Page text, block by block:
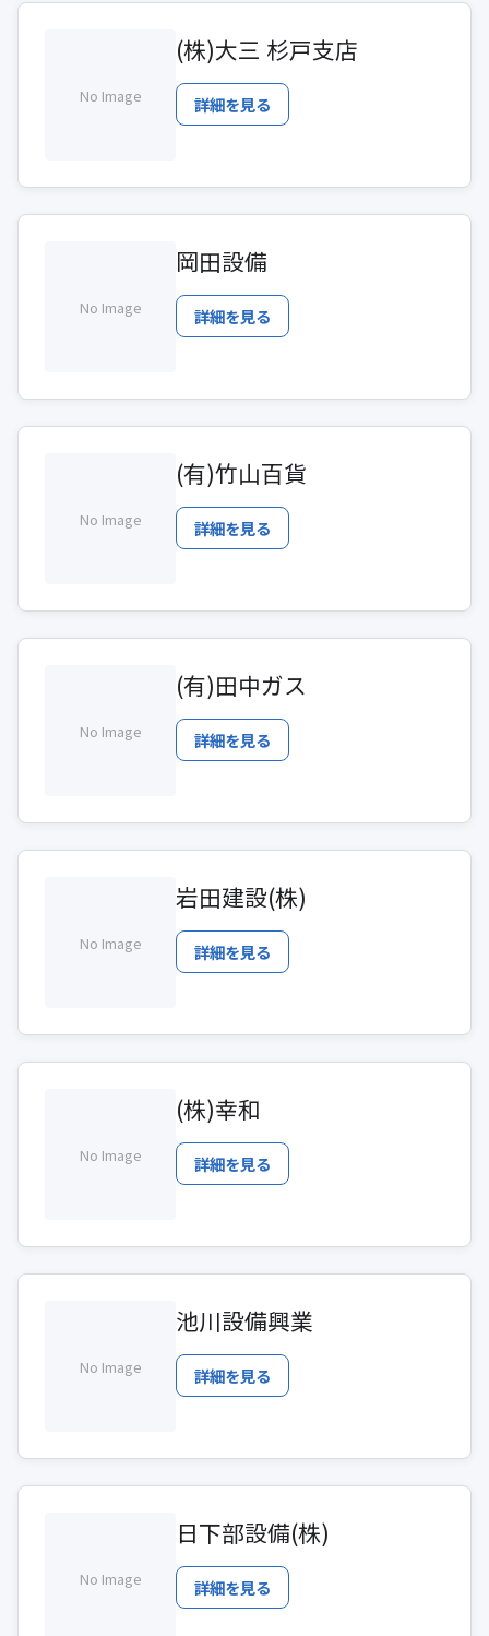
No Image
(株)大三 杉戸支店
詳細を見る
No Image
岡田設備
詳細を見る
No Image
(有)竹山百貨
詳細を見る
No Image
(有)田中ガス
詳細を見る
No Image
岩田建設(株)
詳細を見る
No Image
(株)幸和
詳細を見る
No Image
池川設備興業
詳細を見る
No Image
日下部設備(株)
詳細を見る